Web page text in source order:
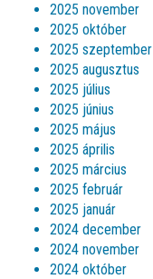
2025 november
2025 október
2025 szeptember
2025 augusztus
2025 július
2025 június
2025 május
2025 április
2025 március
2025 február
2025 január
2024 december
2024 november
2024 október